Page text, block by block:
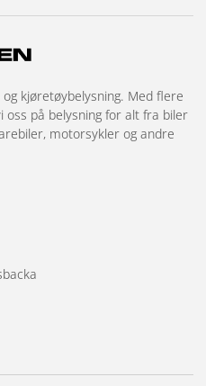
kjøretøybelysning. Med flere
på belysning for alt fra biler
motorsykler og andre